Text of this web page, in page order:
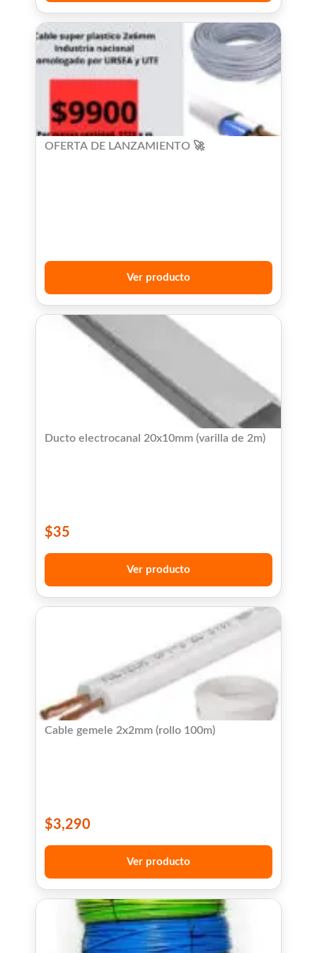
OFERTA DE LANZAMIENTO 🚀
Ver producto
Ducto electrocanal 20x10mm (varilla de 2m)
$35
Ver producto
Cable gemele 2x2mm (rollo 100m)
$3,290
Ver producto